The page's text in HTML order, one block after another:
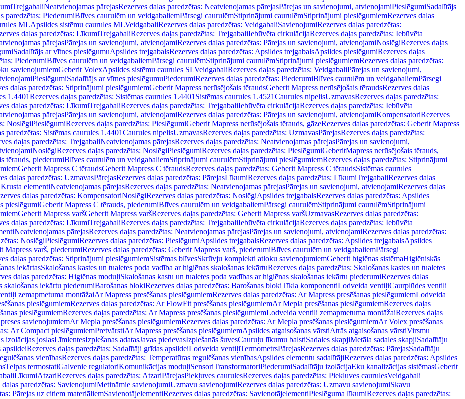
TrejgabaliNeatvienojamas pārejasRezerves daļas paredzētas: Neatvienojamas pārejasPārejas un savienojumi, atvienojamiPieslēgumiSadalītājs
paredzētas: PiederumiBlīves caurulēm un veidgabaliemPārsegi caurulēmStiprinājumi caurulēmStiprinājumi pieslēgumiemRezerves daļas
MLApsildes sistēmu caurules MLVeidgabaliRezerves daļas paredzētas: VeidgabaliSavienojumiRezerves daļas paredzētas:
daļas paredzētas: LīkumiTrejgabaliRezerves daļas paredzētas: TrejgabaliIebūvēta cirkulācijaRezerves daļas paredzētas: Iebūvēta
pārejasPārejas un savienojumi, atvienojamiRezerves daļas paredzētas: Pārejas un savienojumi, atvienojamiNoslēgiRezerves daļas
Sadalītājs ar vītnes pieslēgumuApsildes trejgabalsRezerves daļas paredzētas: Apsildes trejgabalsApsildes pieslēgumiRezerves daļas
PiederumiBlīves caurulēm un veidgabaliemPārsegi caurulēmStiprinājumi caurulēmStiprinājumi pieslēgumiemRezerves daļas paredzētas:
savienojumiemGeberit VolexApsildes sistēmu caurules SLVeidgabaliRezerves daļas paredzētas: VeidgabaliPārejas un savienojumi,
PieslēgumiSadalītājs ar vītnes pieslēgumuPiederumiRezerves daļas paredzētas: PiederumiBlīves caurulēm un veidgabaliemPārsegi
daļas paredzētas: Stiprinājumi pieslēgumiemGeberit Mapress nerūsējošais tēraudsGeberit Mapress nerūsējošais tēraudsRezerves daļas
1.4401Rezerves daļas paredzētas: Sistēmas caurules 1.4401 Sistēmas caurules 1.4521Caurules nipelisUzmavasRezerves daļas paredzētas:
daļas paredzētas: LīkumiTrejgabaliRezerves daļas paredzētas: TrejgabaliIebūvēta cirkulācijaRezerves daļas paredzētas: Iebūvēta
pārejasPārejas un savienojumi, atvienojamiRezerves daļas paredzētas: Pārejas un savienojumi, atvienojamiKompensatoriRezerves
NoslēgiPieslēgumiRezerves daļas paredzētas: PieslēgumiGeberit Mapress nerūsējošais tērauds, gāzeRezerves daļas paredzētas: Geberit Mapress
paredzētas: Sistēmas caurules 1.4401Caurules nipelisUzmavasRezerves daļas paredzētas: UzmavasPārejasRezerves daļas paredzētas:
daļas paredzētas: TrejgabaliNeatvienojamas pārejasRezerves daļas paredzētas: Neatvienojamas pārejasPārejas un savienojumi,
NoslēgiRezerves daļas paredzētas: NoslēgiPieslēgumiRezerves daļas paredzētas: PieslēgumiGeberitMapress nerūsējošais tērauds,
tērauds, piederumiBlīves caurulēm un veidgabaliemStiprinājumi caurulēmStiprinājumi pieslēgumiemRezerves daļas paredzētas: Stiprinājumi
Geberit Mapress C tēraudsGeberit Mapress C tēraudsRezerves daļas paredzētas: Geberit Mapress C tēraudsSistēmas caurules
daļas paredzētas: UzmavasPārejasRezerves daļas paredzētas: PārejasLīkumiRezerves daļas paredzētas: LīkumiTrejgabaliRezerves daļas
elementiNeatvienojamas pārejasRezerves daļas paredzētas: Neatvienojamas pārejasPārejas un savienojumi, atvienojamiRezerves daļas
daļas paredzētas: KompensatoriNoslēgiRezerves daļas paredzētas: NoslēgiApsildes trejgabalsRezerves daļas paredzētas: Apsildes
pieslēgumiGeberit Mapress C tērauds, piederumiBlīves caurulēm un veidgabaliemPārsegi caurulēmStiprinājumi caurulēmStiprinājumi
Geberit Mapress varšGeberit Mapress varšRezerves daļas paredzētas: Geberit Mapress varšUzmavasRezerves daļas paredzētas:
daļas paredzētas: LīkumiTrejgabaliRezerves daļas paredzētas: TrejgabaliIebūvēta cirkulācijaRezerves daļas paredzētas: Iebūvēta
Neatvienojamas pārejasRezerves daļas paredzētas: Neatvienojamas pārejasPārejas un savienojumi, atvienojamiRezerves daļas paredzētas:
NoslēgiPieslēgumiRezerves daļas paredzētas: PieslēgumiApsildes trejgabalsRezerves daļas paredzētas: Apsildes trejgabalsApsildes
Mapress varš, piederumiRezerves daļas paredzētas: Geberit Mapress varš, piederumiBlīves caurulēm un veidgabaliemPārsegi
daļas paredzētas: Stiprinājumi pieslēgumiemSistēmas blīvesSkrūvju komplekti atloku savienojumiemGeberit higiēnas sistēmaHigiēniskās
iekārtasSkalošanas kastes un tualetes poda vadība ar higiēnas skalošanas iekārtuRezerves daļas paredzētas: Skalošanas kastes un tualetes
daļas paredzētas: Higiēnas moduļiSkalošanas kastu un tualetes poda vadības ar higiēnas skalošanas iekārtu piederumiRezerves daļas
skalošanas iekārtu piederumiBarošanas blokiRezerves daļas paredzētas: Barošanas blokiTīkla komponentiLodveida ventiļiCaurplūdes ventiļi
zemapmetuma montāžaiAr Mapress presēšanas pieslēgumiemRezerves daļas paredzētas: Ar Mapress presēšanas pieslēgumiemLodveida
pieslēgumiemRezerves daļas paredzētas: Ar FlowFit presēšanas pieslēgumiemAr Mepla presēšanas pieslēgumiemRezerves daļas
pieslēgumiemRezerves daļas paredzētas: Ar Mapress presēšanas pieslēgumiemLodveida ventiļi zemapmetuma montāžaiRezerves daļas
savienojumiemAr Mepla presēšanas pieslēgumiemRezerves daļas paredzētas: Ar Mepla presēšanas pieslēgumiemAr Volex presēšanas
Ar Compact pieslēgumiemPretvārstiAr Mapress presēšanas pieslēgumiemApsildes atgaisošanas vārstiĀtrās atgaisošanas vārstiVirsmu
izolācijas joslasLīmlentesIzplešanas adatasJavas piedevasIzplešanās šuvesCauruļu līkumu balstiSadales skapjiMetāla sadales skapjiSadalītāju
apsildeiRezerves daļas paredzētas: Sadalītāji grīdas apsildeiLodveida ventiļiTermometrsPārejasRezerves daļas paredzētas: PārejasSadalītāju
vienībasRezerves daļas paredzētas: Temperatūras regulēšanas vienībasApsildes elementu sadalītājiRezerves daļas paredzētas: Apsildes
Telpas termostatiGalvenie regulatoriKomunikācijas moduļiSensoriTransformatoriPiederumiSadalītāju izolācijaĒku kanalizācijas sistēmasGeberit
LīkumiAtzariRezerves daļas paredzētas: AtzariPārejasPiekļuves caurulesRezerves daļas paredzētas: Piekļuves caurulesVeidgabali
daļas paredzētas: SavienojumiMetināmie savienojumiUzmavu savienojumiRezerves daļas paredzētas: Uzmavu savienojumiSkavu
Pārejas uz citiem materiāliemSavienotājelementiRezerves daļas paredzētas: SavienotājelementiPieslēguma līkumiRezerves daļas paredzētas: